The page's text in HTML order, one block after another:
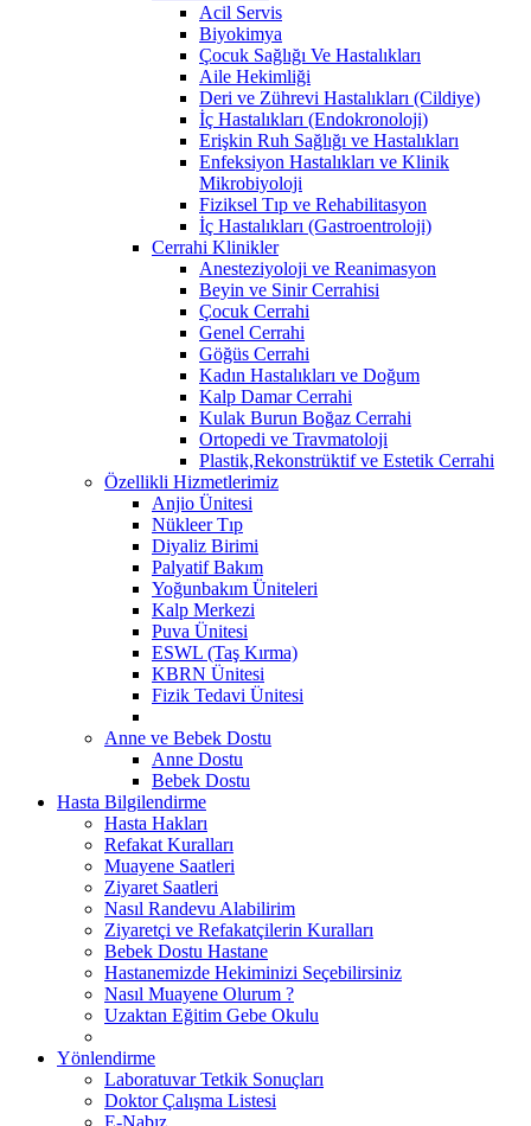
Acil Servis
Biyokimya
Çocuk Sağlığı Ve Hastalıkları
Aile Hekimliği
Deri ve Zührevi Hastalıkları (Cildiye)
İç Hastalıkları (Endokronoloji)
Erişkin Ruh Sağlığı ve Hastalıkları
Enfeksiyon Hastalıkları ve Klinik
Mikrobiyoloji
Fiziksel Tıp ve Rehabilitasyon
İç Hastalıkları (Gastroentroloji)
Cerrahi Klinikler
Anesteziyoloji ve Reanimasyon
Beyin ve Sinir Cerrahisi
Çocuk Cerrahi
Genel Cerrahi
Göğüs Cerrahi
Kadın Hastalıkları ve Doğum
Kalp Damar Cerrahi
Kulak Burun Boğaz Cerrahi
Ortopedi ve Travmatoloji
Plastik,Rekonstrüktif ve Estetik Cerrahi
Özellikli Hizmetlerimiz
Anjio Ünitesi
Nükleer Tıp
Diyaliz Birimi
Palyatif Bakım
Yoğunbakım Üniteleri
Kalp Merkezi
Puva Ünitesi
ESWL (Taş Kırma)
KBRN Ünitesi
Fizik Tedavi Ünitesi
Anne ve Bebek Dostu
Anne Dostu
Bebek Dostu
Hasta Bilgilendirme
Hasta Hakları
Refakat Kuralları
Muayene Saatleri
Ziyaret Saatleri
Nasıl Randevu Alabilirim
Ziyaretçi ve Refakatçilerin Kuralları
Bebek Dostu Hastane
Hastanemizde Hekiminizi Seçebilirsiniz
Nasıl Muayene Olurum ?
Uzaktan Eğitim Gebe Okulu
Yönlendirme
Laboratuvar Tetkik Sonuçları
Doktor Çalışma Listesi
E-Nabız